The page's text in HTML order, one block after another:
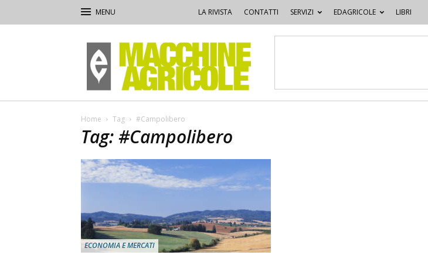
LA RIVISTA CONTATTI SERVIZI EDAGRICOLE LIBRI
Macchine
Agricole
Home Tag #Campolibero
Tag: #Campolibero
ECONOMIA E MERCATI